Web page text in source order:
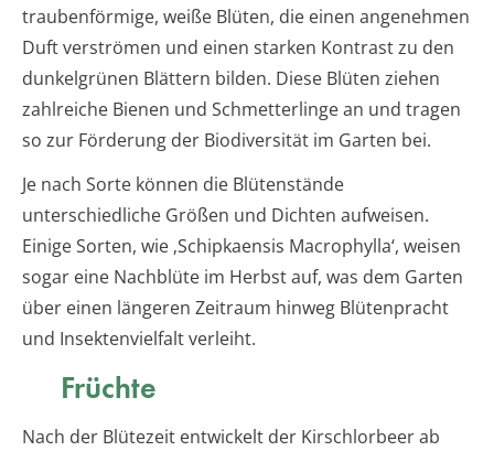
traubenförmige, weiße Blüten, die einen angenehmen
Duft verströmen und einen starken Kontrast zu den
dunkelgrünen Blättern bilden. Diese Blüten ziehen
zahlreiche Bienen und Schmetterlinge an und tragen
so zur Förderung der Biodiversität im Garten bei.
Je nach Sorte können die Blütenstände
unterschiedliche Größen und Dichten aufweisen.
Einige Sorten, wie ‚Schipkaensis Macrophylla‘, weisen
sogar eine Nachblüte im Herbst auf, was dem Garten
über einen längeren Zeitraum hinweg Blütenpracht
und Insektenvielfalt verleiht.
Früchte
Nach der Blütezeit entwickelt der Kirschlorbeer ab